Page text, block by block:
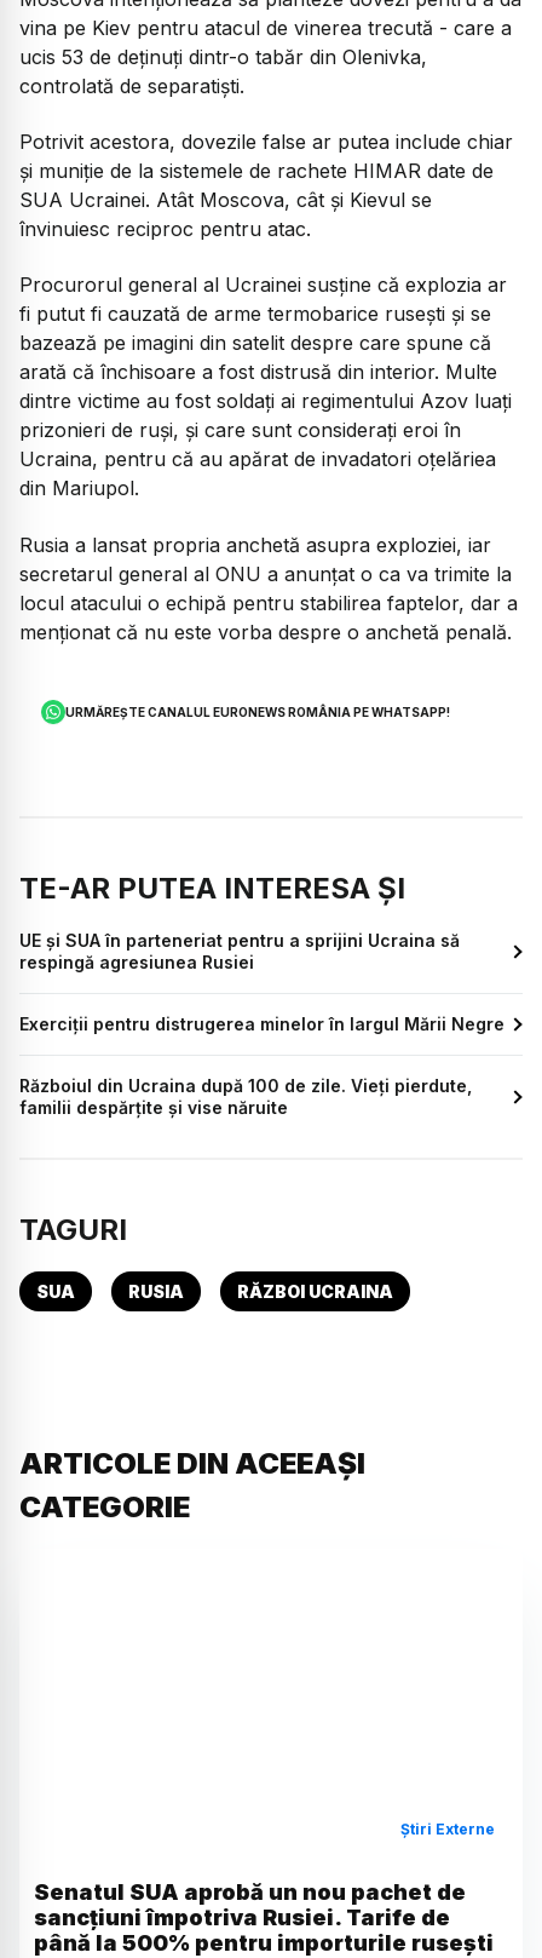
vina pe Kiev pentru atacul de vinerea trecută - care a
ucis 53 de deținuți dintr-o tabăr din Olenivka,
controlată de separatiști.
Potrivit acestora, dovezile false ar putea include chiar
și muniție de la sistemele de rachete HIMAR date de
SUA Ucrainei. Atât Moscova, cât și Kievul se
învinuiesc reciproc pentru atac.
Procurorul general al Ucrainei susține că explozia ar
fi putut fi cauzată de arme termobarice rusești și se
bazează pe imagini din satelit despre care spune că
arată că închisoare a fost distrusă din interior. Multe
dintre victime au fost soldați ai regimentului Azov luați
prizonieri de ruși, și care sunt considerați eroi în
Ucraina, pentru că au apărat de invadatori oțelăriea
din Mariupol.
Rusia a lansat propria anchetă asupra exploziei, iar
secretarul general al ONU a anunțat o ca va trimite la
locul atacului o echipă pentru stabilirea faptelor, dar a
menționat că nu este vorba despre o anchetă penală.
URMĂREȘTE CANALUL EURONEWS ROMÂNIA PE WHATSAPP!
TE-AR PUTEA INTERESA ȘI
UE și SUA în parteneriat pentru a sprijini Ucraina să
respingă agresiunea Rusiei
Exerciții pentru distrugerea minelor în largul Mării Negre
Războiul din Ucraina după 100 de zile. Vieți pierdute,
familii despărțite și vise năruite
TAGURI
SUA RUSIA RĂZBOI UCRAINA
ARTICOLE DIN ACEEAȘI
CATEGORIE
Știri Externe
Senatul SUA aprobă un nou pachet de
sancțiuni împotriva Rusiei. Tarife de
până la 500% pentru importurile rusești